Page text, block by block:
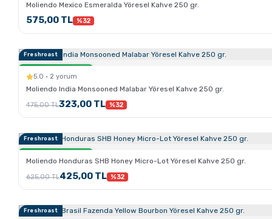
Moliendo Mexico Esmeralda Yöresel Kahve 250 gr.
575,00 TL %32
Freshroast
Sertlik:
5.0 · 2 yorum
Moliendo India Monsooned Malabar Yöresel Kahve 250 gr.
475,00 TL323,00 TL %32
Freshroast
Sertlik:
Moliendo Honduras SHB Honey Micro-Lot Yöresel Kahve 250 gr.
625,00 TL425,00 TL %32
Freshroast